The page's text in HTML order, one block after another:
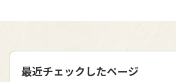
最近チェックしたページ